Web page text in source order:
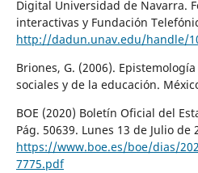
Digital Universidad de Navarra.
interactivas y Fundación
http://dadun.unav.edu/handle/
Briones, G. (2006).
sociales y de la educación.
BOE (2020) Boletín Oficial del
Pág. 50639. Lunes 13 de Julio de
https://www.boe.es/boe/dias/
7775.pdf